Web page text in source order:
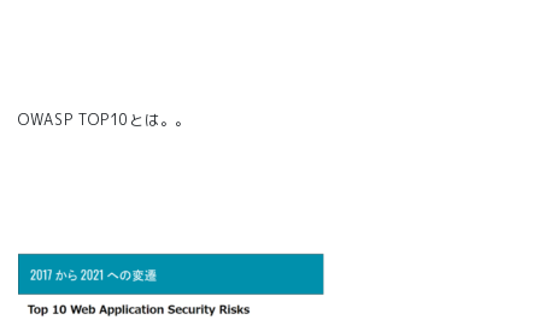
OWASP TOP10とは。。